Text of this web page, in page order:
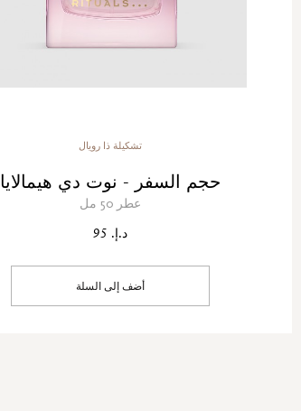
تشكيلة ذا رويال
حجم السفر - نوت دي هيمالايا
عطر 50 مل
د.إ. 95
أضف إلى السلة